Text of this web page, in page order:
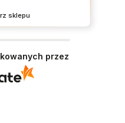
sklepurozwiązania
wnętrz. Zakupy
przez